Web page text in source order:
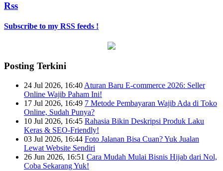
Rss
Subscribe to my RSS feeds !
Posting Terkini
24 Jul 2026, 16:40 Aturan Baru E-commerce 2026: Seller
Online Wajib Paham Ini!
17 Jul 2026, 16:49 7 Metode Pembayaran Wajib Ada di Toko
Online, Sudah Punya?
10 Jul 2026, 16:45 Rahasia Bikin Deskripsi Produk Laku
Keras & SEO-Friendly!
03 Jul 2026, 16:44 Foto Jalanan Bisa Cuan? Yuk Jualan
Lewat Website Sendiri
26 Jun 2026, 16:51 Cara Mudah Mulai Bisnis Hijab dari Nol,
Coba Sekarang Yuk!